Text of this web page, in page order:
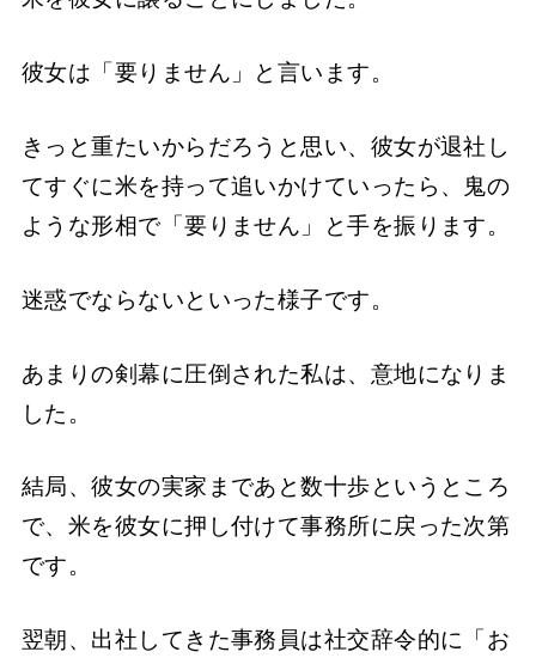
彼女は「要りません」と言います。
きっと重たいからだろうと思い、彼女が退社し
てすぐに米を持って追いかけていったら、鬼の
ような形相で「要りません」と手を振ります。
迷惑でならないといった様子です。
あまりの剣幕に圧倒された私は、意地になりま
した。
結局、彼女の実家まであと数十歩というところ
で、米を彼女に押し付けて事務所に戻った次第
です。
翌朝、出社してきた事務員は社交辞令的に「お